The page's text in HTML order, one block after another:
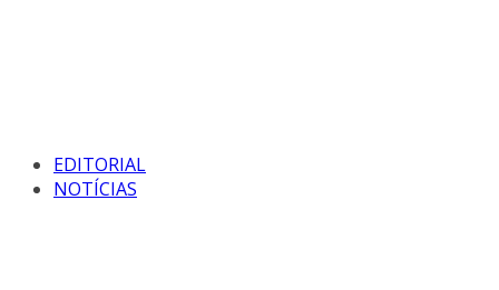
EDITORIAL
NOTÍCIAS